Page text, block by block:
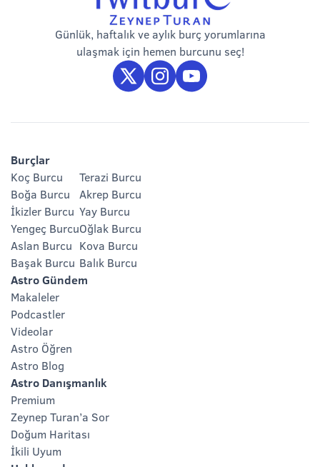
Günlük, haftalık ve aylık burç yorumlarına
ulaşmak için hemen burcunu seç!
Burçlar
Koç Burcu
Boğa Burcu
İkizler Burcu
Yengeç Burcu
Aslan Burcu
Başak Burcu
Terazi Burcu
Akrep Burcu
Yay Burcu
Oğlak Burcu
Kova Burcu
Balık Burcu
Astro Gündem
Makaleler
Podcastler
Videolar
Astro Öğren
Astro Blog
Astro Danışmanlık
Premium
Zeynep Turan’a Sor
Doğum Haritası
İkili Uyum